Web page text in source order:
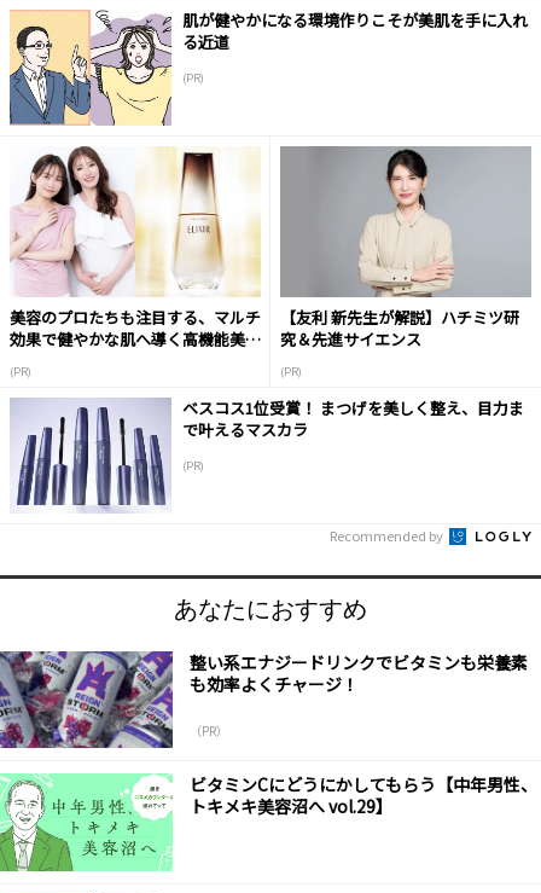
肌が健やかになる環境作りこそが美肌を手に入れ
る近道
(PR)
美容のプロたちも注目する、マルチ
効果で健やかな肌へ導く高機能美容
(PR)
【友利 新先生が解説】ハチミツ研
究＆先進サイエンス
(PR)
ベスコス1位受賞！ まつげを美しく整え、目力ま
で叶えるマスカラ
(PR)
Recommended by
あなたにおすすめ
整い系エナジードリンクでビタミンも栄養素
も効率よくチャージ！
（PR）
ビタミンCにどうにかしてもらう【中年男性、
トキメキ美容沼へ vol.29】